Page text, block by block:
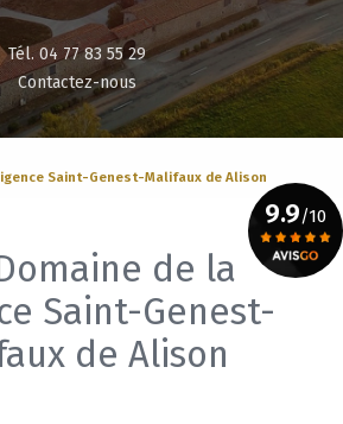
9.9/10
Tél. 04 77 83 55 29
Contactez-nous
Saint-Genest-Malifaux de Alison
de la
Saint-Genest-
de Alison